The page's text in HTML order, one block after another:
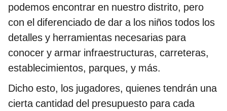
podemos encontrar en nuestro distrito, pero
con el diferenciado de dar a los niños todos los
detalles y herramientas necesarias para
conocer y armar infraestructuras, carreteras,
establecimientos, parques, y más.
Dicho esto, los jugadores, quienes tendrán una
cierta cantidad del presupuesto para cada